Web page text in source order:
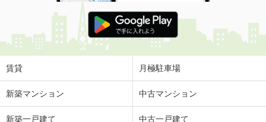
賃貸 月極駐車場
新築マンション 中古マンション
新築一戸建て 中古一戸建て